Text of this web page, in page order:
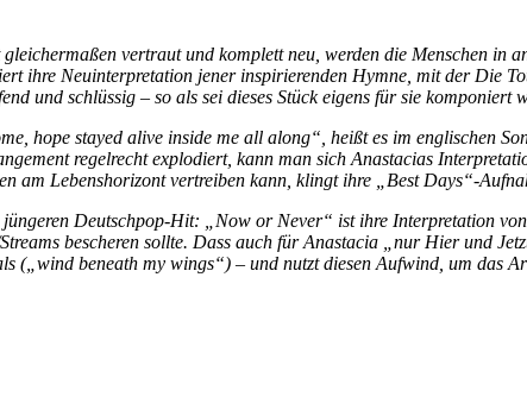
vertraut und komplett neu, werden die Menschen in
ihre Neuinterpretation jener inspirierenden Hymne, mit der Die
und schlüssig – so als sei dieses Stück eigens für sie komponiert
hope stayed alive inside me all along“, heißt es im englischen
regelrecht explodiert, kann man sich Anastacias
am Lebenshorizont vertreiben kann, klingt ihre „Best Days“-
jüngeren Deutschpop-Hit: „Now or Never“ ist ihre Interpretation
bescheren sollte. Dass auch für Anastacia „nur Hier und
(„wind beneath my wings“) – und nutzt diesen Aufwind, um das